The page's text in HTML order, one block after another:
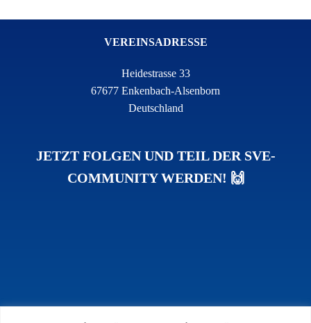
VEREINSADRESSE
Heidestrasse 33
67677 Enkenbach-Alsenborn
Deutschland
JETZT FOLGEN UND TEIL DER SVE-
COMMUNITY WERDEN! 🙌